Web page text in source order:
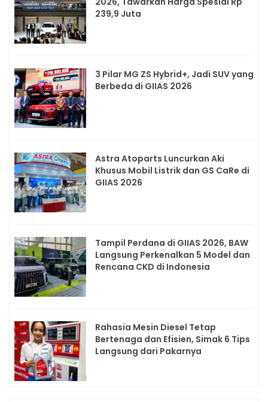
239,9 Juta
3 Pilar MG ZS Hybrid+, Jadi SUV yang
Berbeda di GIIAS 2026
Astra Atoparts Luncurkan Aki
Khusus Mobil Listrik dan GS CaRe di
GIIAS 2026
Tampil Perdana di GIIAS 2026, BAW
Langsung Perkenalkan 5 Model dan
Rencana CKD di Indonesia
Rahasia Mesin Diesel Tetap
Bertenaga dan Efisien, Simak 6 Tips
Langsung dari Pakarnya